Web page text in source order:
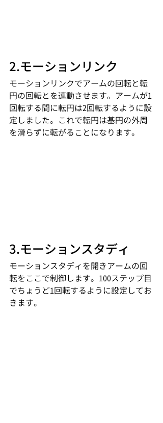
2.モーションリンク
モーションリンクでアームの回転と転
円の回転とを連動させます。アームが1
回転する間に転円は2回転するように設
定しました。これで転円は基円の外周
を滑らずに転がることになります。
3.モーションスタディ
モーションスタディを開きアームの回
転をここで制御します。100ステップ目
でちょうど1回転するように設定してお
きます。